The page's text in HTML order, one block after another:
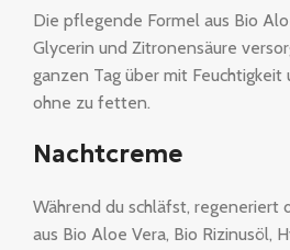
Die pflegende Formel aus Bio
Glycerin und Zitronensäure
ganzen Tag über mit
ohne zu fetten.
Nachtcreme
Während du schläfst, regeneriert
aus Bio Aloe Vera, Bio Rizinusöl,